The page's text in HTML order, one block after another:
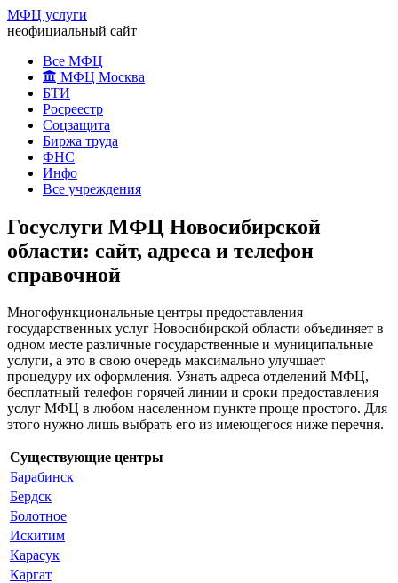
МФЦ услуги
неофициальный сайт
Все МФЦ
МФЦ Москва
БТИ
Росреестр
Соцзащита
Биржа труда
ФНС
Инфо
Все учреждения
Госуслуги МФЦ Новосибирской
области: сайт, адреса и телефон
справочной
Многофункциональные центры предоставления
государственных услуг Новосибирской области объединяет в
одном месте различные государственные и муниципальные
услуги, а это в свою очередь максимально улучшает
процедуру их оформления. Узнать адреса отделений МФЦ,
бесплатный телефон горячей линии и сроки предоставления
услуг МФЦ в любом населенном пункте проще простого. Для
этого нужно лишь выбрать его из имеющегося ниже перечня.
Существующие центры
Барабинск
Бердск
Болотное
Искитим
Карасук
Каргат